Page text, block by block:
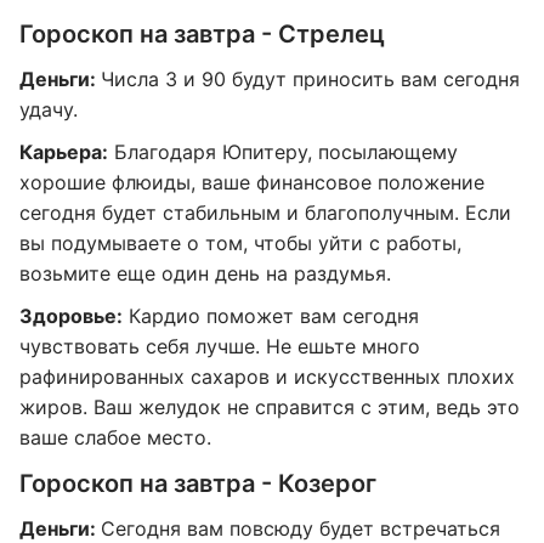
Гороскоп на завтра - Стрелец
Деньги: Числа 3 и 90 будут приносить вам сегодня
удачу.
Карьера: Благодаря Юпитеру, посылающему
хорошие флюиды, ваше финансовое положение
сегодня будет стабильным и благополучным. Если
вы подумываете о том, чтобы уйти с работы,
возьмите еще один день на раздумья.
Здоровье: Кардио поможет вам сегодня
чувствовать себя лучше. Не ешьте много
рафинированных сахаров и искусственных плохих
жиров. Ваш желудок не справится с этим, ведь это
ваше слабое место.
Гороскоп на завтра - Козерог
Деньги: Сегодня вам повсюду будет встречаться